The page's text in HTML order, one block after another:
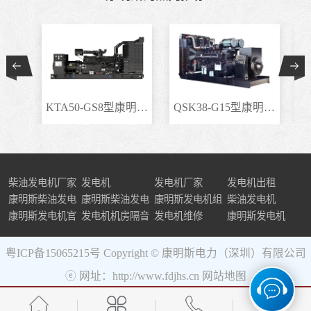
KTA50-GS8型康明斯柴.. QSK38-G15型康明斯柴..
柴油发电机厂家 发电机 发电机厂家
发电机出租
康明斯柴油发电
机组
康明斯柴油发电
机
康明斯发电机组 柴油发电机
康明斯发电机官 发电机机房隔音 发电机维修 康明斯发电机
粤ICP备15065215号 Copyright © 康明斯电力（深圳）有限公司
ⓔ 网址：http://www.fdjhs.cn 网站地图